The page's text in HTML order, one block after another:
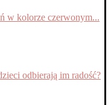
w kolorze czerwonym...
odbierają im radość?